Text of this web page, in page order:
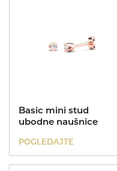
Basic mini stud
ubodne naušnice
POGLEDAJTE